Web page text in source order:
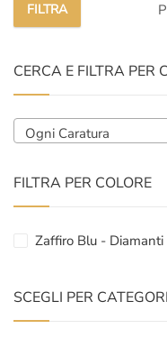
Prezzo
Prezzo
FILTRA
CERCA E FILTRA
Ogni Caratura
FILTRA PER COLORE
Zaffiro Blu - Diamanti
SCEGLI PER